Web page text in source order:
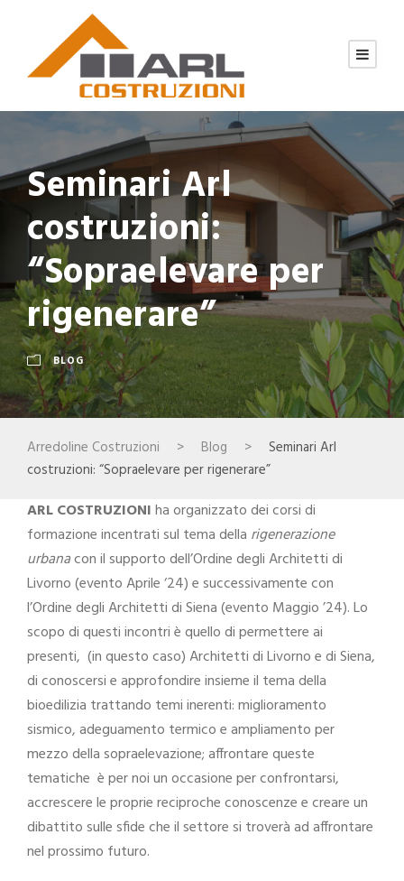
Seminari Arl
costruzioni:
“Sopraelevare per
rigenerare”
BLOG
Arredoline Costruzioni > Blog >
Seminari Arl
costruzioni: “Sopraelevare per rigenerare”
ARL COSTRUZIONIha organizzato dei corsi di
formazione incentrati sul tema della rigenerazione
urbanacon il supporto dell’Ordine degli Architetti di
Livorno (evento Aprile ‘24) e successivamente con
l’Ordine degli Architetti di Siena (evento Maggio ’24). Lo
scopo di questi incontri è quello di permettere ai
presenti, (in questo caso) Architetti di Livorno e di Siena,
di conoscersi e approfondire insieme il tema della
bioedilizia trattando temi inerenti: miglioramento
sismico, adeguamento termico e ampliamento per
mezzo della sopraelevazione; affrontare queste
tematiche è per noi un occasione per confrontarsi,
accrescere le proprie reciproche conoscenze e creare un
dibattito sulle sfide che il settore si troverà ad affrontare
nel prossimo futuro.